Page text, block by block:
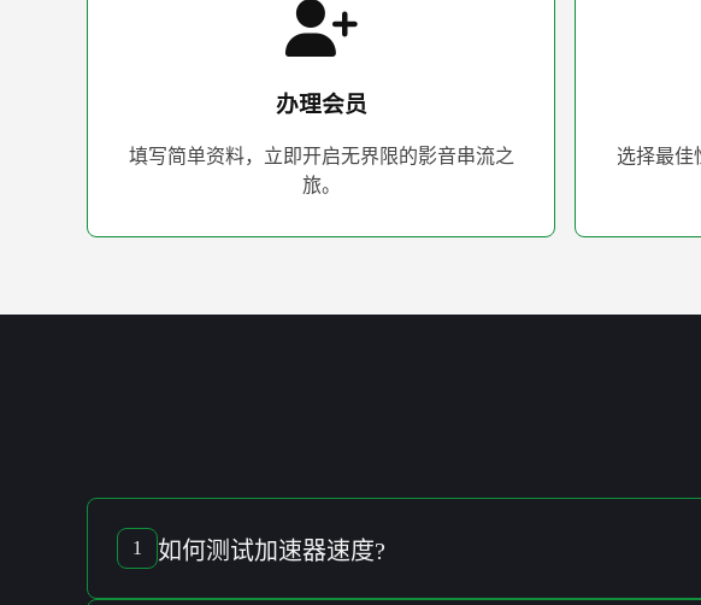
办理会员
填写简单资料，立即开启无界限的影音串流之
旅。
选择最佳
1 如何测试加速器速度?